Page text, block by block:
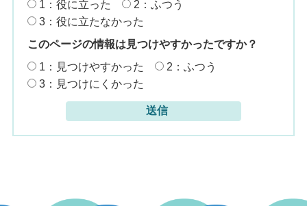
1：役に立った
2：ふつう
3：役に立たなかった
このページの情報は見つけやすかったですか？
1：見つけやすかった
2：ふつう
3：見つけにくかった